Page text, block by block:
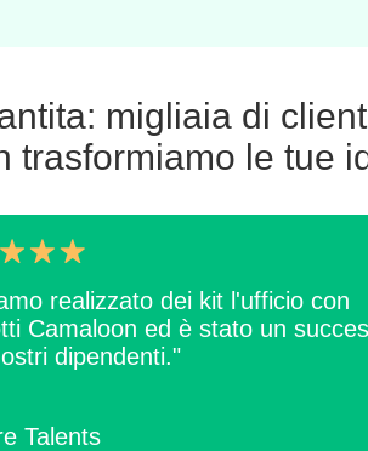
migliaia di
trasformiamo le tue
realizzato dei kit l'ufficio con
Camaloon ed è stato un
dipendenti."
Talents